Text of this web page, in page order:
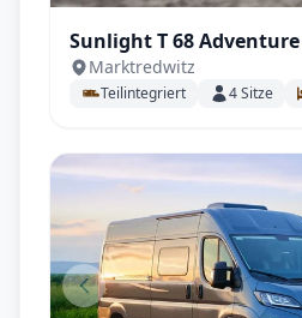
Sunlight T 68
im Heck
Marktredwitz
Teilintegriert 4Sitze